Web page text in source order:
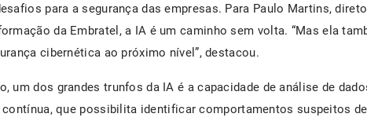
para a segurança das empresas. Para Paulo Martins,
da Embratel, a IA é um caminho sem volta. “Mas ela
cibernética ao próximo nível”, destacou.
um dos grandes trunfos da IA é a capacidade de análise de
contínua, que possibilita identificar comportamentos suspeitos de